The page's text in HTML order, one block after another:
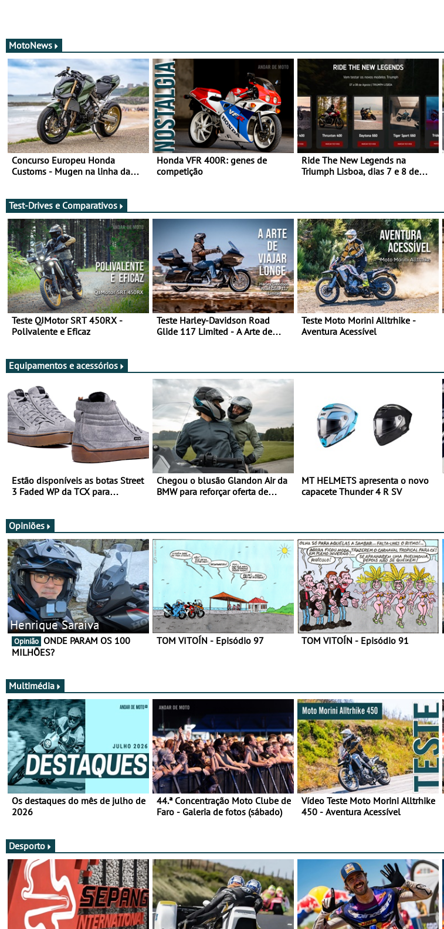
MotoNews
Concurso Europeu Honda
Customs - Mugen na linha da
Honda VFR 400R: genes de
competição
Ride The New Legends na
Triumph Lisboa, dias 7 e 8 de
Test-Drives e Comparativos
Teste QJMotor SRT 450RX -
Polivalente e Eficaz
Teste Harley-Davidson Road
Glide 117 Limited - A Arte de
Teste Moto Morini Alltrhike -
Aventura Acessível
Equipamentos e acessórios
Estão disponíveis as botas Street
3 Faded WP da TCX para
Chegou o blusão Glandon Air da
BMW para reforçar oferta de
MT HELMETS apresenta o novo
capacete Thunder 4 R SV
Opiniões
Henrique Saraiva
Opinião
MILHÕES?
TOM VITOÍN - Episódio 97 TOM VITOÍN - Episódio 91
Multimédia
Os destaques do mês de julho de
2026
44.ª Concentração Moto Clube de
Faro - Galeria de fotos (sábado)
Vídeo Teste Moto Morini Alltrhike
450 - Aventura Acessível
Desporto